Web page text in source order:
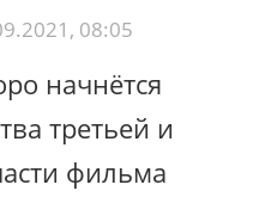
08:05
начнётся
третьей и
фильма